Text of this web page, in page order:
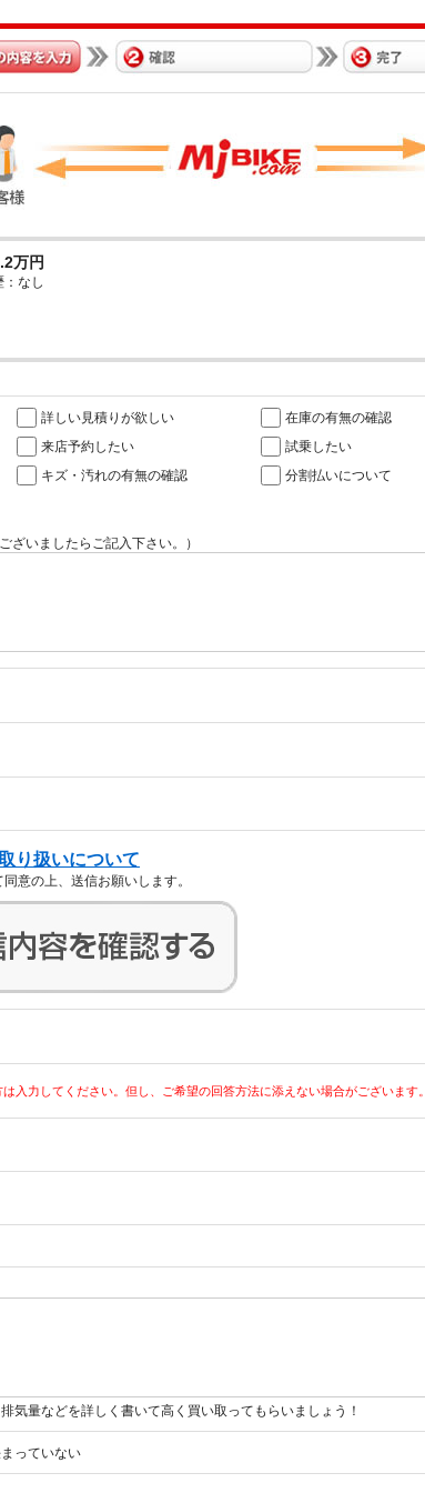
万円
なし
詳しい見積りが欲しい
在庫の有無の確認
来店予約したい
試乗したい
キズ・汚れの有無の確認
分割払いについて
ざいましたらご記入下さい。）
り扱いについて
意の上、送信お願いします。
入力してください。但し、ご希望の回答方法に添えない場合がございます。
量などを詳しく書いて高く買い取ってもらいましょう！
っていない